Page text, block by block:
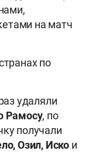
на матч
по
удаляли
Рамосу, по
получали
Озил, Иско и